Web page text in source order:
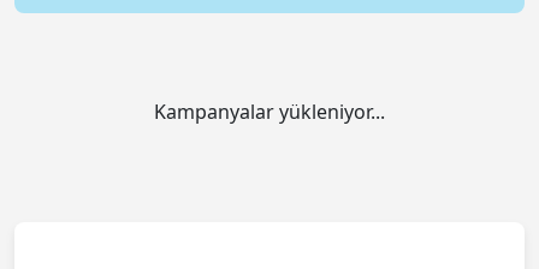
Kampanyalar yükleniyor...